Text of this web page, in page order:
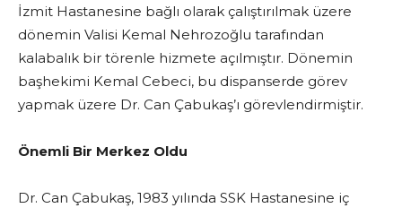
İzmit Hastanesine bağlı olarak çalıştırılmak üzere
dönemin Valisi Kemal Nehrozoğlu tarafından
kalabalık bir törenle hizmete açılmıştır. Dönemin
başhekimi Kemal Cebeci, bu dispanserde görev
yapmak üzere Dr. Can Çabukaş’ı görevlendirmiştir.
Önemli Bir Merkez Oldu
Dr. Can Çabukaş, 1983 yılında SSK Hastanesine iç